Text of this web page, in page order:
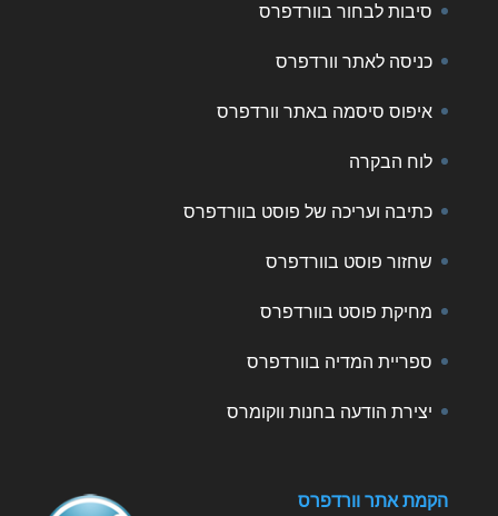
סיבות לבחור בוורדפרס
כניסה לאתר וורדפרס
איפוס סיסמה באתר וורדפרס
לוח הבקרה
כתיבה ועריכה של פוסט בוורדפרס
שחזור פוסט בוורדפרס
מחיקת פוסט בוורדפרס
ספריית המדיה בוורדפרס
יצירת הודעה בחנות ווקומרס
הקמת אתר וורדפרס